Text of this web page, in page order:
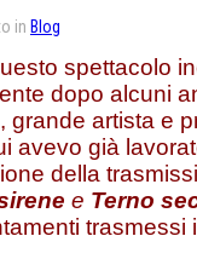
in Blog
spettacolo
dopo alcuni
grande artista e
avevo già
della
e Terno
trasmessi